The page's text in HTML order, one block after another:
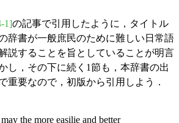
1]の記事で引用したように，タイトル
辞書が一般庶民のために難しい日常語
説することを旨としていることが明言
し，その下に続く1節も，本辞書の出
重要なので，初版から引用しよう．
the more easilie and better